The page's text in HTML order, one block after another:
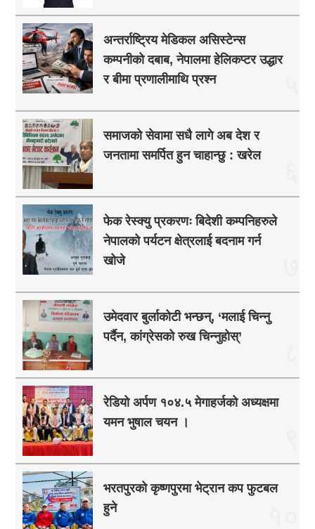
अन्तर्राष्ट्रिय मेडिकल असिस्टेन्स
कम्पनीको दबाब, नेपालमा हेलिकप्टर उद्धार
र बीमा प्रणालीमाथि प्रश्न
समाजको सेवामा सधै लागे अब देश र
जनतामा समर्पित हुन चाहान्छु : खरेल
फेक रेस्क्यु प्रकरणः बिदेशी कम्पनिहरुले
नेपालको पर्यटन क्षेत्रलाई बदनाम गर्न
खोजे
उमेदवार बुर्लाकोटी भन्छन्, ‘मलाई चिन्नु
पर्दैन, कांग्रेसको रुख चिन्नुहोस्’
रेडियो अर्पण १०४.५ मेगाहर्जको अध्यक्षमा
यमन भुषाल चयन ।
भरतपुरको कृष्णपुरमा भेट्रान कप फुटबल
हुने